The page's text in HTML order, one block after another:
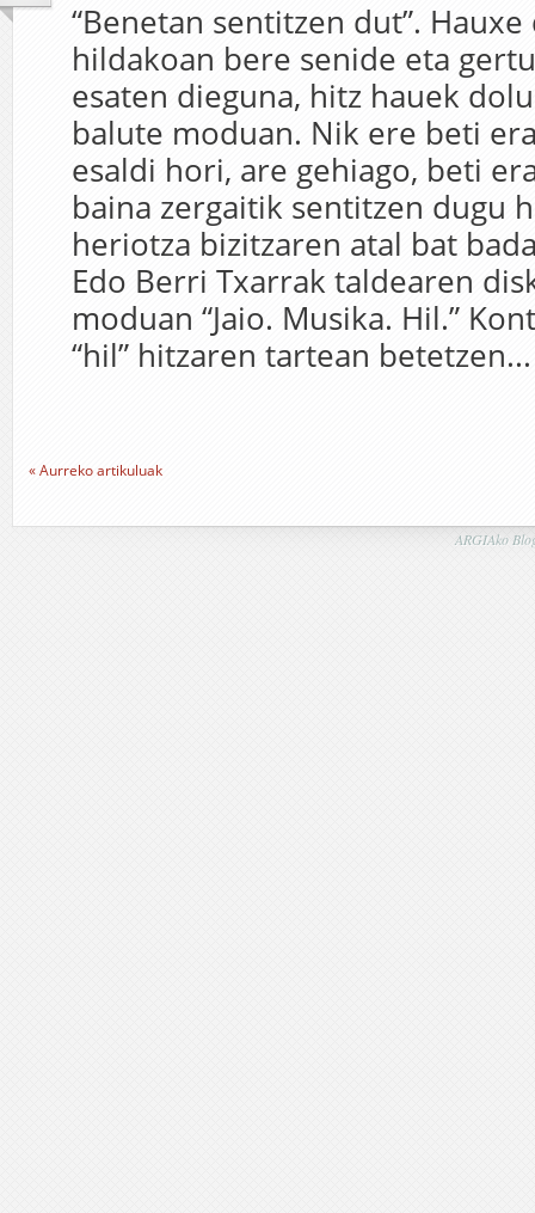
“Benetan sentitzen dut”.
hildakoan bere senide eta
esaten dieguna, hitz hauek
balute moduan. Nik ere beti
esaldi hori, are gehiago, beti
baina zergaitik sentitzen dugu
heriotza bizitzaren atal bat
Edo Berri Txarrak taldearen
moduan “Jaio. Musika. Hil.”
“hil” hitzaren tartean betetzen...
« Aurreko artikuluak
ARGIAko